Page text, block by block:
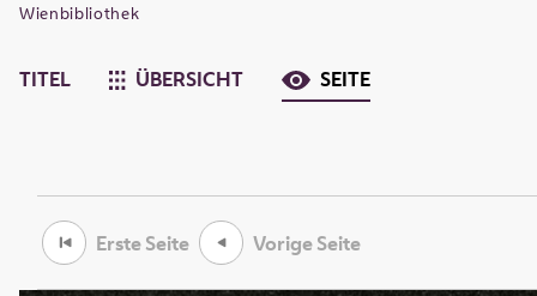
Wienbibliothek
TITEL ÜBERSICHT SEITE
Erste Seite Vorige Seite